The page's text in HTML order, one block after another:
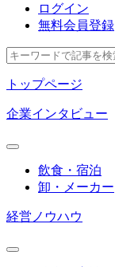
ログイン
無料会員登録
トップページ
企業インタビュー
飲食・宿泊
卸・メーカー
経営ノウハウ